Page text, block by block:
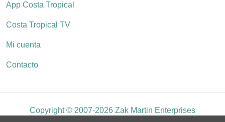
App Costa Tropical
Costa Tropical TV
Mi cuenta
Contacto
Copyright © 2007-2026 Zak Martin Enterprises